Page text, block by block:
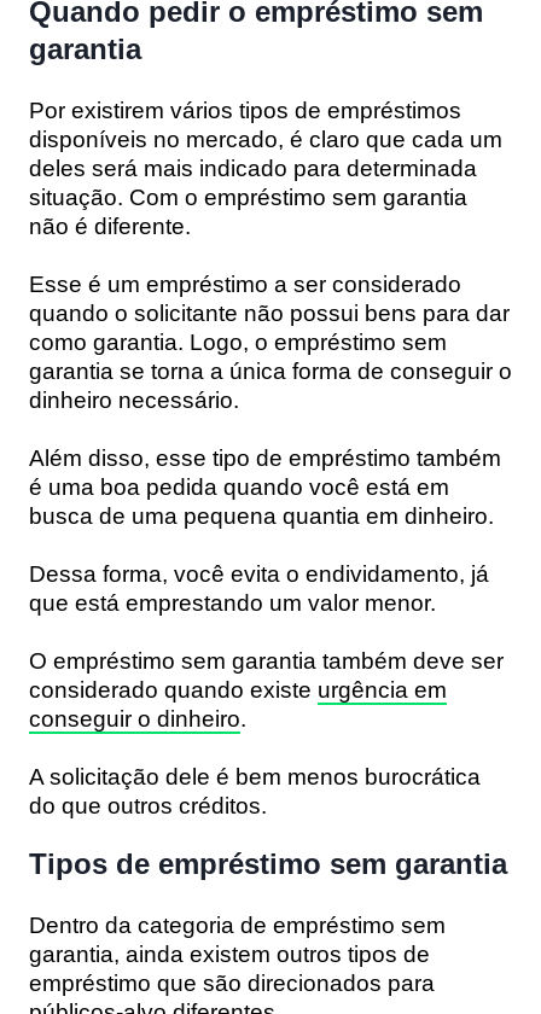
Quando pedir o empréstimo sem
garantia
Por existirem vários tipos de empréstimos
disponíveis no mercado, é claro que cada um
deles será mais indicado para determinada
situação. Com o empréstimo sem garantia
não é diferente.
Esse é um empréstimo a ser considerado
quando o solicitante não possui bens para dar
como garantia. Logo, o empréstimo sem
garantia se torna a única forma de conseguir o
dinheiro necessário.
Além disso, esse tipo de empréstimo também
é uma boa pedida quando você está em
busca de uma pequena quantia em dinheiro.
Dessa forma, você evita o endividamento, já
que está emprestando um valor menor.
O empréstimo sem garantia também deve ser
considerado quando existe urgência em
conseguir o dinheiro.
A solicitação dele é bem menos burocrática
do que outros créditos.
Tipos de empréstimo sem garantia
Dentro da categoria de empréstimo sem
garantia, ainda existem outros tipos de
empréstimo que são direcionados para